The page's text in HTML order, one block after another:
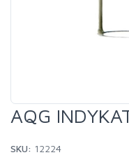
AQG
SKU: 12224